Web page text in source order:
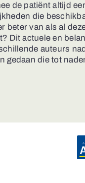
de patiënt altijd
die
beter van als al
Dit actuele en
auteurs
gedaan die tot